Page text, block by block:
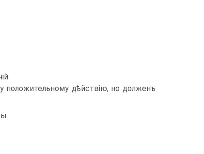
положительному дѣйствію, но долженъ